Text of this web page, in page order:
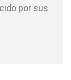
por sus